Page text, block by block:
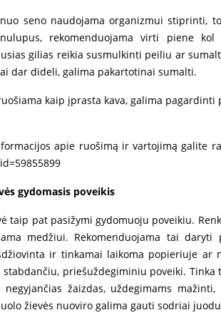
seno naudojama organizmui stiprinti,
rekomenduojama virti piene
gilias reikia susmulkinti peiliu ar
dar dideli, galima pakartotinai sumalti.
kaip įprasta kava, galima
apie ruošimą ir vartojimą galite
gydomasis poveikis
taip pat pasižymi gydomuoju poveikiu.
medžiui. Rekomenduojama tai
ir tinkamai laikoma popieriuje ar
stabdančiu, priešuždegiminiu poveiki.
negyjančias žaizdas, uždegimams
žievės nuoviro galima gauti sodriai